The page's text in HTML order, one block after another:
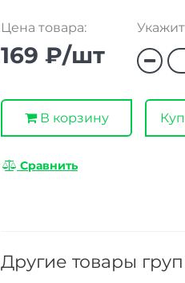
Цена товара:
169 ₽/шт
В корзину
Сравнить
Другие товары